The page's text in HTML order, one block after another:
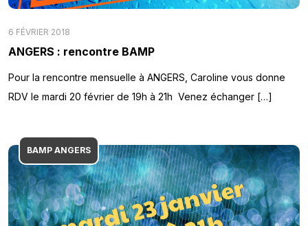
6 FÉVRIER 2018
ANGERS : rencontre BAMP
Pour la rencontre mensuelle à ANGERS, Caroline vous donne
RDV le mardi 20 février de 19h à 21h Venez échanger […]
BAMP ANGERS